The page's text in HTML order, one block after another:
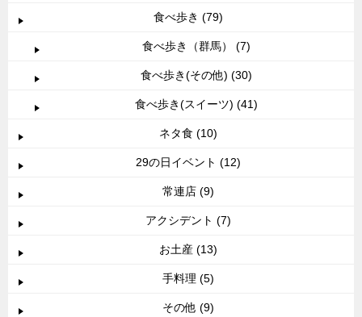
食べ歩き (79)
食べ歩き（群馬） (7)
食べ歩き(その他) (30)
食べ歩き(スイーツ) (41)
ネタ食 (10)
29の日イベント (12)
常連店 (9)
アクシデント (7)
お土産 (13)
手料理 (5)
その他 (9)